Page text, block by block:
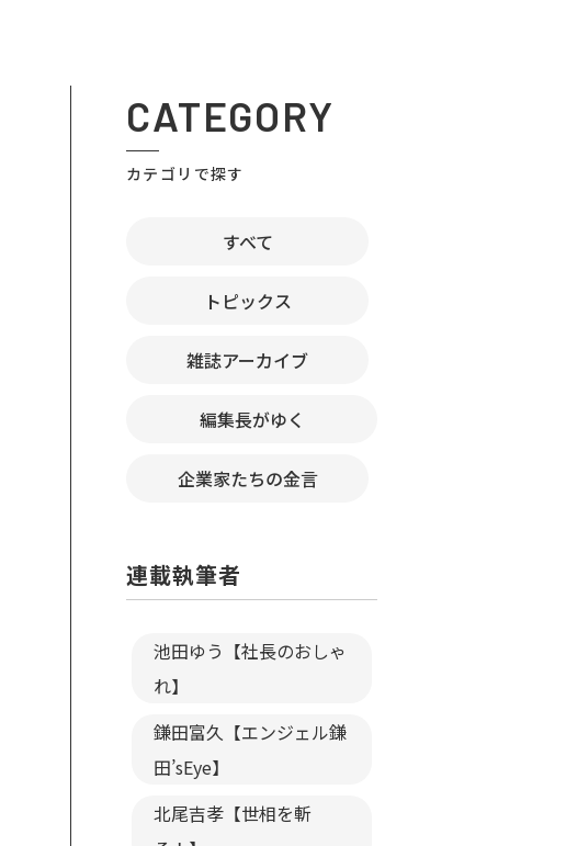
CATEGORY
カテゴリで探す
すべて
トピックス
雑誌アーカイブ
編集長がゆく
企業家たちの金言
連載執筆者
池田ゆう【社長のおしゃ
れ】
鎌田富久【エンジェル鎌
田’sEye】
北尾吉孝【世相を斬